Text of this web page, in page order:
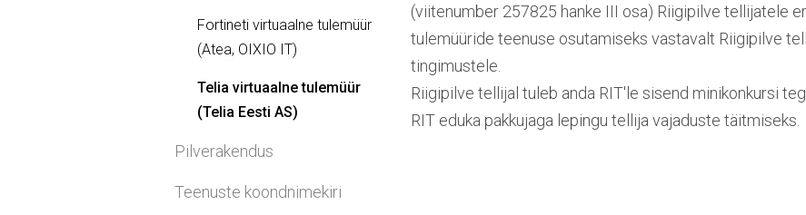
Fortineti virtuaalne tulemüür
(Atea, OIXIO IT)
Telia virtuaalne tulemüür
(Telia Eesti AS)
Pilverakendus
Teenuste koondnimekiri
(viitenumber 257825 hanke III osa) Riigipilve tellijatele
tulemüüride teenuse osutamiseks vastavalt Riigipilve
tingimustele.
Riigipilve tellijal tuleb anda RIT'le sisend minikonkursi
RIT eduka pakkujaga lepingu tellija vajaduste täitmiseks.